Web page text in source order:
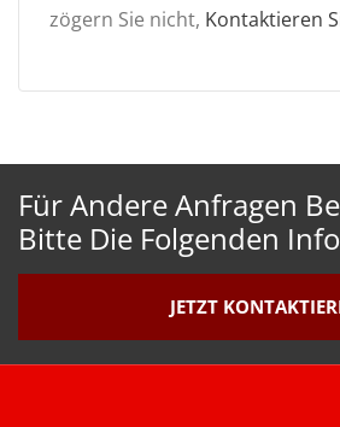
zögern Sie nicht, Kontaktieren
Für Andere Anfragen
Bitte Die Folgenden
JETZT